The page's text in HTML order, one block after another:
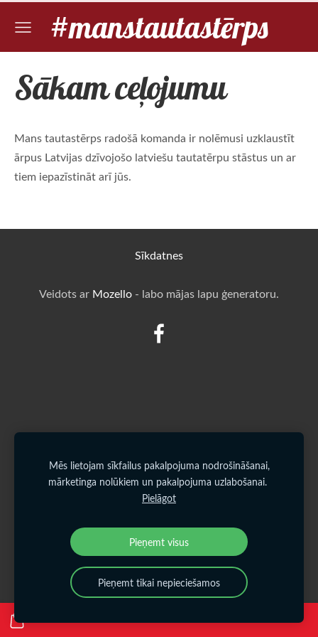
#manstautastērps
Sākam ceļojumu
Mans tautastērps radošā komanda ir nolēmusi uzklaustīt
ārpus Latvijas dzīvojošo latviešu tautatērpu stāstus un ar
tiem iepazīstināt arī jūs.
Sīkdatnes
Veidots ar Mozello - labo mājas lapu ģeneratoru.
Mēs lietojam sīkfailus pakalpojuma nodrošināšanai,
mārketinga nolūkiem un pakalpojuma uzlabošanai.
Pielāgot
Pieņemt visus
Pieņemt tikai nepieciešamos